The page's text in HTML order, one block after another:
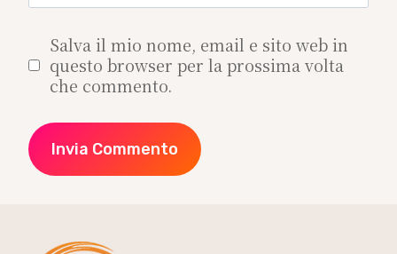
Salva il mio nome, email e sito web in
questo browser per la prossima volta
che commento.